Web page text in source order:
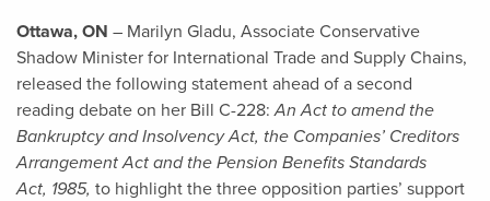
Ottawa, ON – Marilyn Gladu, Associate Conservative
Shadow Minister for International Trade and Supply Chains,
released the following statement ahead of a second
reading debate on her Bill C-228:An Act to amend the
Bankruptcy and Insolvency Act, the Companies’ Creditors
Arrangement Act and the Pension Benefits Standards
Act, 1985, to highlight the three opposition parties’ support